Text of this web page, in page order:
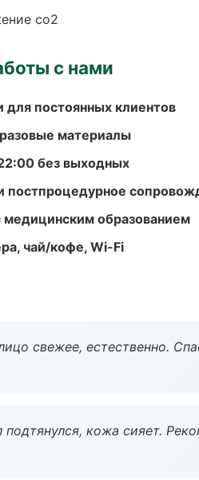
co2
с нами
для постоянных клиентов
материалы
без выходных
постпроцедурное
медицинским образованием
чай/кофе, Wi-Fi
свежее, естественно.
кожа сияет.